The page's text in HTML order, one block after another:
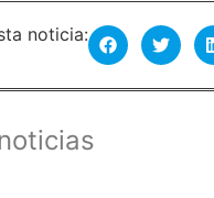
noticia:
noticias